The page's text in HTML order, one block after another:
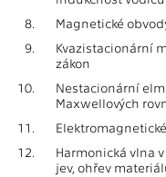
8.
Magnetické
9.
Kvazistacionární
zákon
10.
Nestacionární
Maxwellových
11.
12.
Harmonická vlna
jev, ohřev